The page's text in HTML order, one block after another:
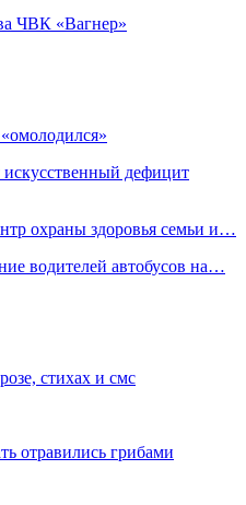
ЧВК «Вагнер»
дефицит
охраны здоровья семьи и…
водителей автобусов на…
стихах и смс
отравились грибами